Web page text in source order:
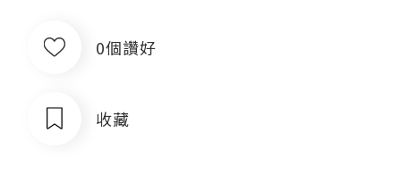
0個讚好
收藏